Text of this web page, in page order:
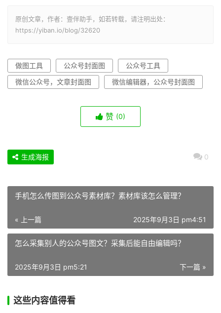
原创文章，作者：壹伴助手，如若转载，请注明出处：
https://yiban.io/blog/32620
做图工具 公众号封面图
公众号工具
微信公众号，文章封面图
微信编辑器，公众号封面图
赞 (0)
0
生成海报
手机怎么传图到公众号素材库？素材库该怎么管理？
« 上一篇 2025年9月3日 pm4:51
怎么采集别人的公众号图文？采集后能自由编辑吗？
下一篇 »
2025年9月3日 pm5:21
这些内容值得看